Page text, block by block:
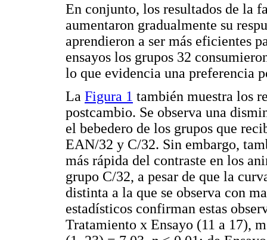
En conjunto, los resultados de la
aumentaron gradualmente su
aprendieron a ser más eficientes
ensayos los grupos 32
lo que evidencia una preferencia
La Figura 1 también muestra los
postcambio. Se observa una
el bebedero de los grupos que
EAN/32 y C/32. Sin embargo,
más rápida del contraste en los
grupo C/32, a pesar de que la
distinta a la que se observa con
estadísticos confirman estas
Tratamiento x Ensayo (11 a 17),